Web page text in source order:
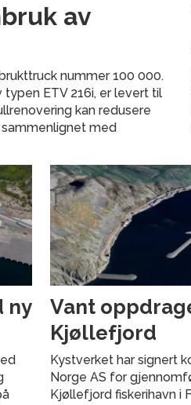
av
nummer 100 000.
ETV 216i, er levert til
kan redusere
med
ny
Vant
Kjøllefjord
Kystverket har signert
Norge AS for
Kjøllefjord fiskerihavn i